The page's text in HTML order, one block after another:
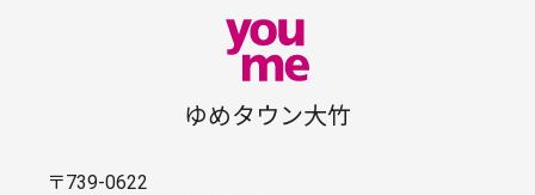
ゆめタウン大竹
〒739-0622